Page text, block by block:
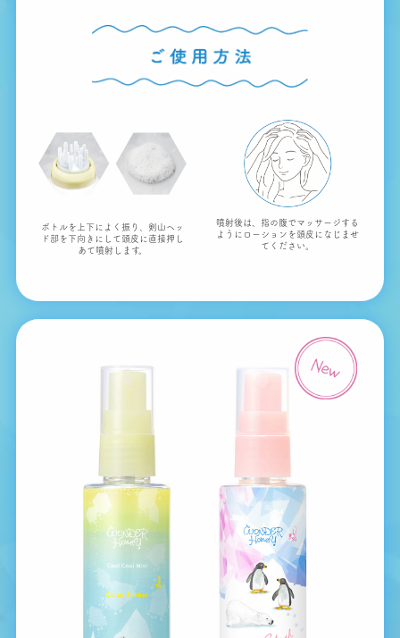
ボトルを上下によく振り、剣山ヘッ
ド部を下向きにして 頭皮に直接押し
あて噴射します。
噴射後は、指の腹でマッサージする
ように ローションを頭皮になじませ
てください。